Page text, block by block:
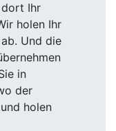
dort Ihr
holen Ihr
Und die
in
der
holen